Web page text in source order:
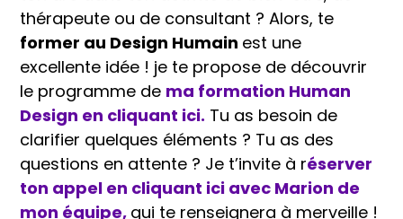
thérapeute ou de consultant ? Alors, te
former au Design Humain est une
excellente idée ! je te propose de découvrir
le programme de ma formation Human
Design en cliquant ici. Tu as besoin de
clarifier quelques éléments ? Tu as des
questions en attente ? Je t’invite à réserver
ton appel en cliquant ici avec Marion de
mon équipe, qui te renseignera à merveille !